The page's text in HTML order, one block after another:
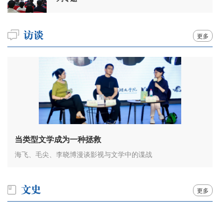
更多
当类型文学成为一种拯救
海飞、毛尖、李晓博漫谈影视与文学中的谍战
更多